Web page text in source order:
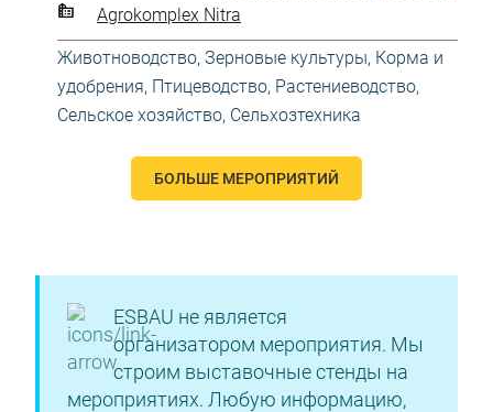
Agrokomplex Nitra
Животноводство, Зерновые культуры, Корма и
удобрения, Птицеводство, Растениеводство,
Сельское хозяйство, Сельхозтехника
БОЛЬШЕ МЕРОПРИЯТИЙ
ESBAU не является
организатором мероприятия. Мы
строим выставочные стенды на
мероприятиях. Любую информацию,